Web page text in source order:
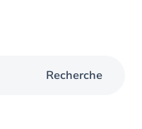
Recherche